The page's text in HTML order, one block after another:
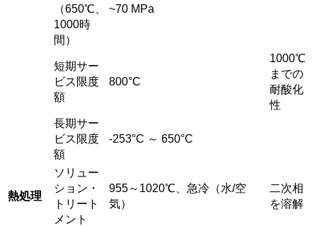
（650℃、
1000時
間）
~70 MPa
短期サー
ビス限度
額
800°C
1000℃
までの
耐酸化
性
長期サー
ビス限度
額
-253°C ～ 650°C
熱処理
ソリュー
ション・
トリート
メント
955～1020℃、急冷（水/空
気）
二次相
を溶解